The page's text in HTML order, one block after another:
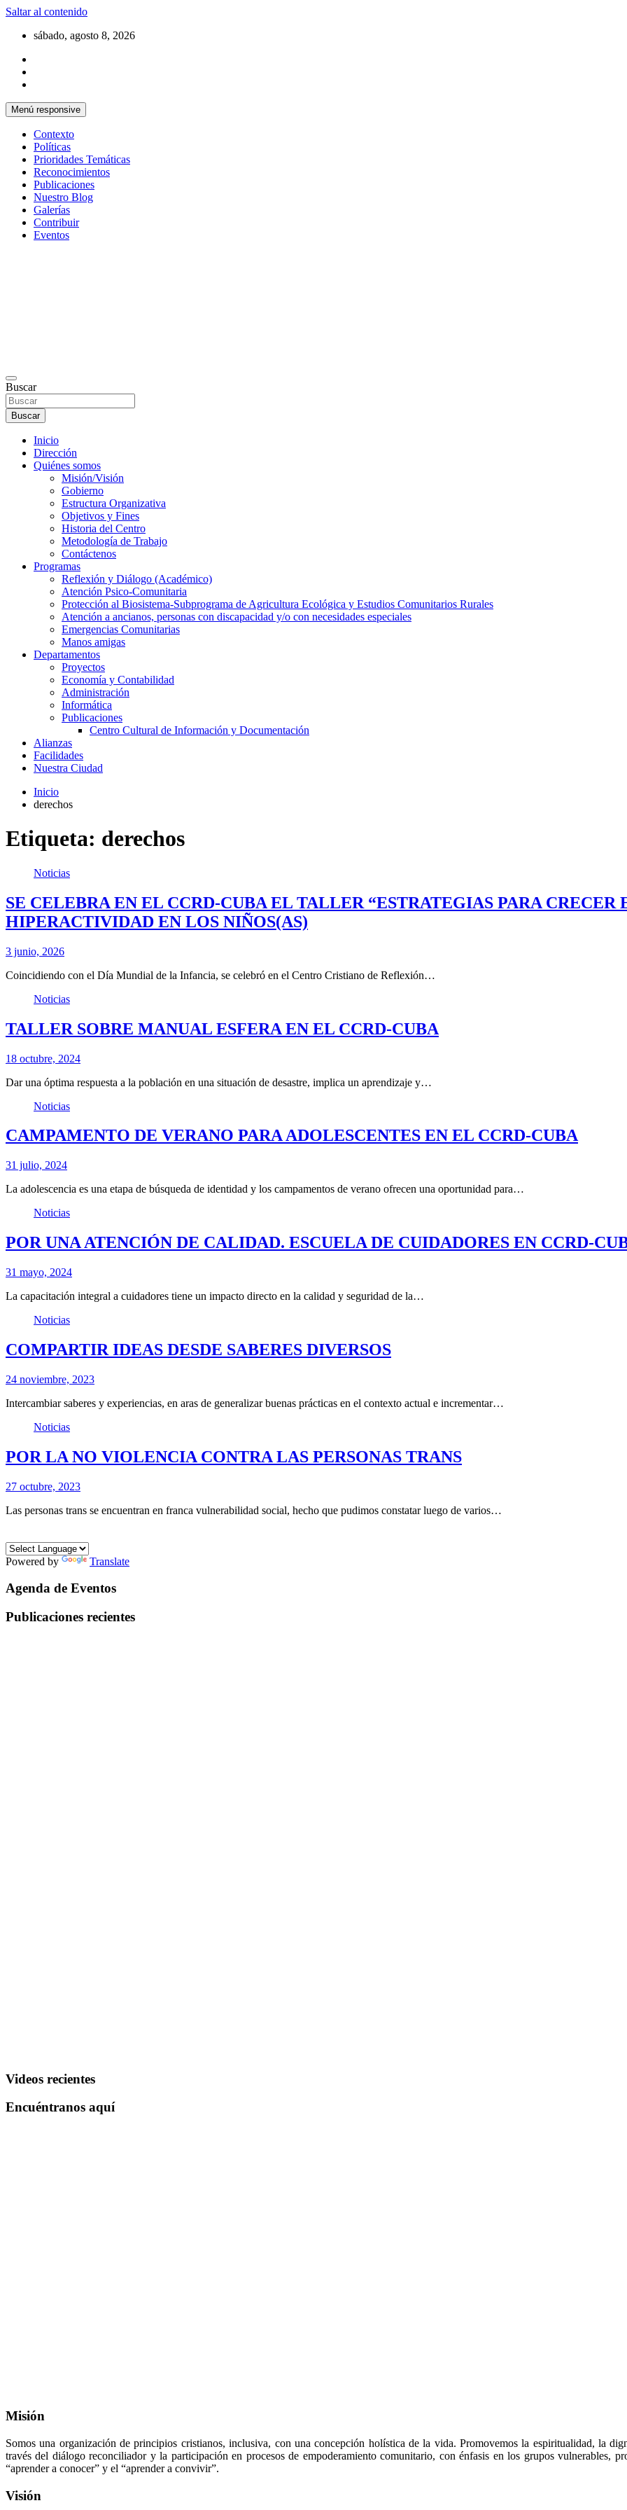
Saltar al contenido
sábado, agosto 8, 2026
Menú responsive
Contexto
Políticas
Prioridades Temáticas
Reconocimientos
Publicaciones
Nuestro Blog
Galerías
Contribuir
Eventos
Buscar
Buscar
Inicio
Dirección
Quiénes somos
Misión/Visión
Gobierno
Estructura Organizativa
Objetivos y Fines
Historia del Centro
Metodología de Trabajo
Contáctenos
Programas
Reflexión y Diálogo (Académico)
Atención Psico-Comunitaria
Protección al Biosistema-Subprograma de Agricultura Ecológica y Estudios Comunitarios Rurales
Atención a ancianos, personas con discapacidad y/o con necesidades especiales
Emergencias Comunitarias
Manos amigas
Departamentos
Proyectos
Economía y Contabilidad
Administración
Informática
Publicaciones
Centro Cultural de Información y Documentación
Alianzas
Facilidades
Nuestra Ciudad
Inicio
derechos
Etiqueta: derechos
Noticias
SE CELEBRA EN EL CCRD-CUBA EL TALLER “ESTRATEGIAS PARA
HIPERACTIVIDAD EN LOS NIÑOS(AS)
3 junio, 2026
Coincidiendo con el Día Mundial de la Infancia, se celebró en el Centro Cristiano de Reflexión…
Noticias
TALLER SOBRE MANUAL ESFERA EN EL CCRD-CUBA
18 octubre, 2024
Dar una óptima respuesta a la población en una situación de desastre, implica un aprendizaje y…
Noticias
CAMPAMENTO DE VERANO PARA ADOLESCENTES EN EL CCRD-CUBA
31 julio, 2024
La adolescencia es una etapa de búsqueda de identidad y los campamentos de verano ofrecen una oportunidad para…
Noticias
POR UNA ATENCIÓN DE CALIDAD. ESCUELA DE CUIDADORES EN CCRD-
31 mayo, 2024
La capacitación integral a cuidadores tiene un impacto directo en la calidad y seguridad de la…
Noticias
COMPARTIR IDEAS DESDE SABERES DIVERSOS
24 noviembre, 2023
Intercambiar saberes y experiencias, en aras de generalizar buenas prácticas en el contexto actual e incrementar…
Noticias
POR LA NO VIOLENCIA CONTRA LAS PERSONAS TRANS
27 octubre, 2023
Las personas trans se encuentran en franca vulnerabilidad social, hecho que pudimos constatar luego de varios…
Powered by Translate
Agenda de Eventos
Publicaciones recientes
Videos recientes
Encuéntranos aquí
Misión
Somos una organización de principios cristianos, inclusiva, con una concepción holística de la vida. Promovemos la espiritualidad, la
través del diálogo reconciliador y la participación en procesos de empoderamiento comunitario, con énfasis en los grupos vulnerables,
“aprender a conocer” y el “aprender a convivir”.
Visión